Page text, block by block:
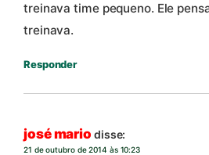
treinava time pequeno. Ele
treinava.
Responder
josé mario disse:
21 de outubro de 2014 às 10:23